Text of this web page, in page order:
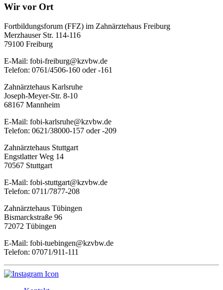
Wir vor Ort
Fortbildungsforum (FFZ) im Zahnärztehaus Freiburg
Merzhauser Str. 114-116
79100 Freiburg
E-Mail: fobi-freiburg@kzvbw.de
Telefon: 0761/4506-160 oder -161
Zahnärztehaus Karlsruhe
Joseph-Meyer-Str. 8-10
68167 Mannheim
E-Mail: fobi-karlsruhe@kzvbw.de
Telefon: 0621/38000-157 oder -209
Zahnärztehaus Stuttgart
Engstlatter Weg 14
70567 Stuttgart
E-Mail: fobi-stuttgart@kzvbw.de
Telefon: 0711/7877-208
Zahnärztehaus Tübingen
Bismarckstraße 96
72072 Tübingen
E-Mail: fobi-tuebingen@kzvbw.de
Telefon: 07071/911-111